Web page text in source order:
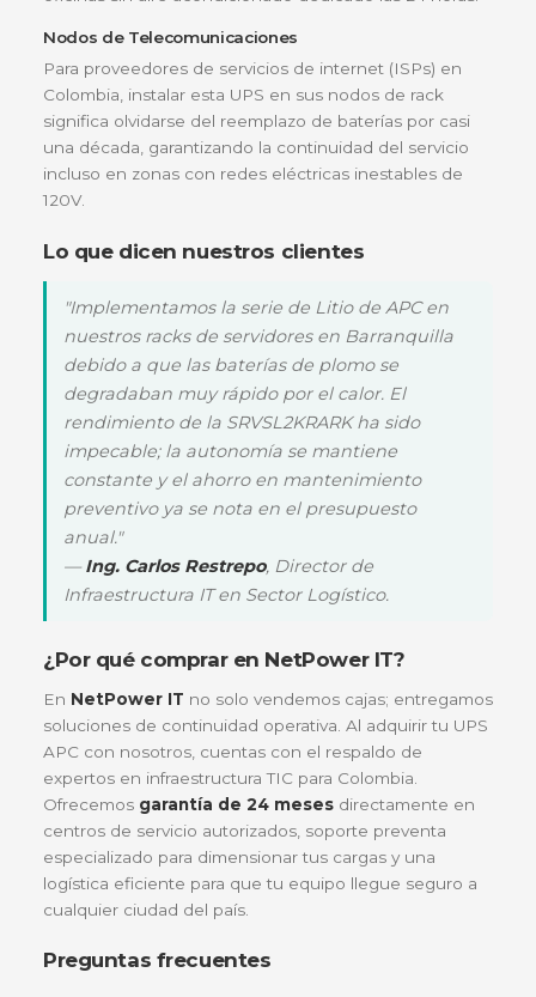
Empresas con Servidores Blade o
Almacenamiento NAS:
senoidal pura y cero tiempo de conmutación.
Clínicas y Laboratorios:Para equipos de
diagnóstico médico sensibles a micro-cortes de
energía.
Infraestructura de Red (Edge Computing):
para racks de comunicaciones en sucursales
remotas donde el mantenimiento frecuente de
baterías es costoso o difícil de programar.
Estudios de Producción Audiovisual:
Protegiendo estaciones de trabajo de alto
rendimiento contra picos de voltaje.
Escenarios de implementación
Centros de Datos de Proximidad (Edge)
En implementaciones de Edge Computing, el
es limitado y el calor es un factor crítico. La
SRVSL2KRARKopera de manera más eficiente a
temperaturas más altas que las UPS de plomo, lo
oficinas sin aire acondicionado dedicado las 24
Nodos de Telecomunicaciones
Para proveedores de servicios de internet (ISPs)
Colombia, instalar esta UPS en sus nodos de rack
significa olvidarse del reemplazo de baterías por
una década, garantizando la continuidad del
incluso en zonas con redes eléctricas inestables
120V.
Lo que dicen nuestros clientes